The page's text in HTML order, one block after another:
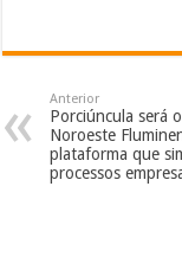
Anterior
Porciúncula será
Noroeste
plataforma que
processos